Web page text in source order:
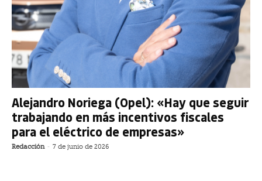
Alejandro Noriega (Opel): «Hay que seguir
trabajando en más incentivos fiscales
para el eléctrico de empresas»
Redacción - 7 de junio de 2026